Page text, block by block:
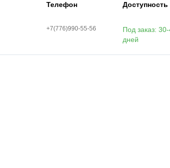
Телефон Доступность
+7(776)990-55-56
Под заказ:
дней